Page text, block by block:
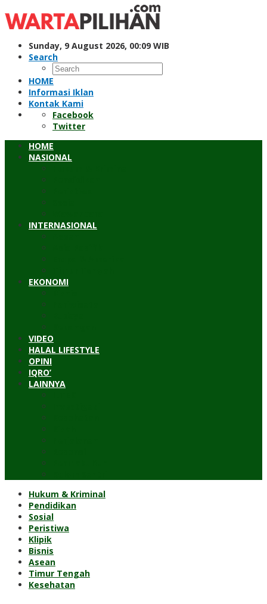
to
content
Sunday, 9 August 2026, 00:09 WIB
Search
HOME
Informasi Iklan
Kontak Kami
Facebook
Twitter
HOME
NASIONAL
INTERNASIONAL
EKONOMI
VIDEO
HALAL LIFESTYLE
OPINI
IQRO’
LAINNYA
Hukum & Kriminal
Pendidikan
Sosial
Peristiwa
Klipik
Bisnis
Asean
Timur Tengah
Kesehatan